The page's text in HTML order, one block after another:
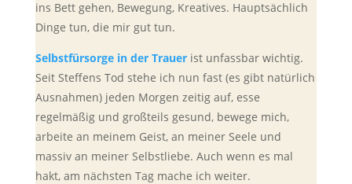
ins Bett gehen, Bewegung, Kreatives. Hauptsächlich
Dinge tun, die mir gut tun.
Selbstfürsorge in der Trauerist unfassbar wichtig.
Seit Steffens Tod stehe ich nun fast (es gibt natürlich
Ausnahmen) jeden Morgen zeitig auf, esse
regelmäßig und großteils gesund, bewege mich,
arbeite an meinem Geist, an meiner Seele und
massiv an meiner Selbstliebe. Auch wenn es mal
hakt, am nächsten Tag mache ich weiter.